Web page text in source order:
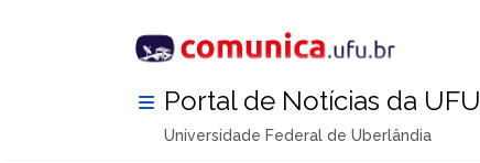
Portal de Notícias da UFU
Universidade Federal de Uberlândia